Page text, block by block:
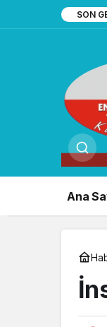
SON
Ana